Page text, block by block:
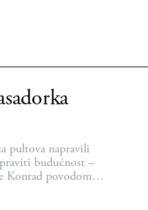
pultova napravili
budućnost –
Konrad povodom
Beogradu